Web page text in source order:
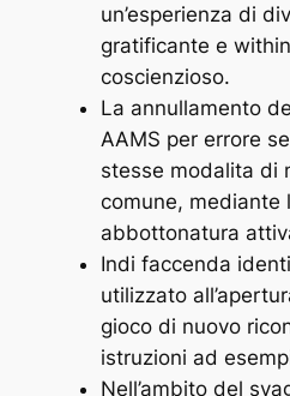
un’esperienza di
gratificante e
coscienzioso.
La annullamento
AAMS per errore
stesse modalita di
comune, mediante
abbottonatura
Indi faccenda
utilizzato
gioco di nuovo
istruzioni ad
Nell’ambito del